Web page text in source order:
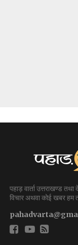
पहाड़ वार्ता उत्तराखण्ड
विचार अथवा कोई खबर हम